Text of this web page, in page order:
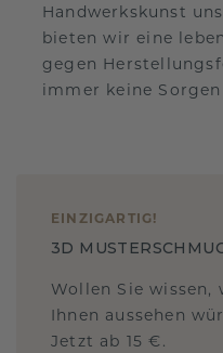
Handwerkskunst
bieten wir eine
gegen
immer keine
EINZIGARTIG !
3D
Wollen Sie wissen,
Ihnen aussehen
Jetzt ab 15 €.